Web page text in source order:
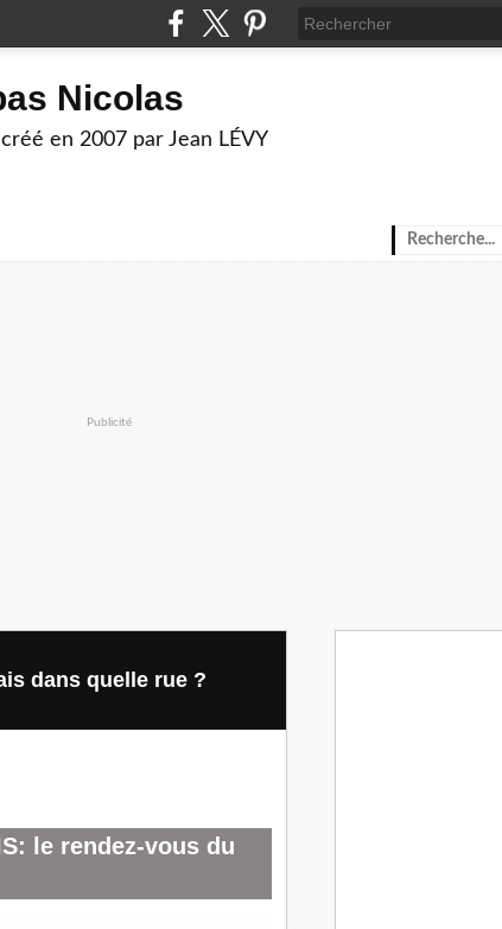
Nicolas
en 2007 par Jean LÉVY
Publicité
dans quelle rue ?
le rendez-vous du